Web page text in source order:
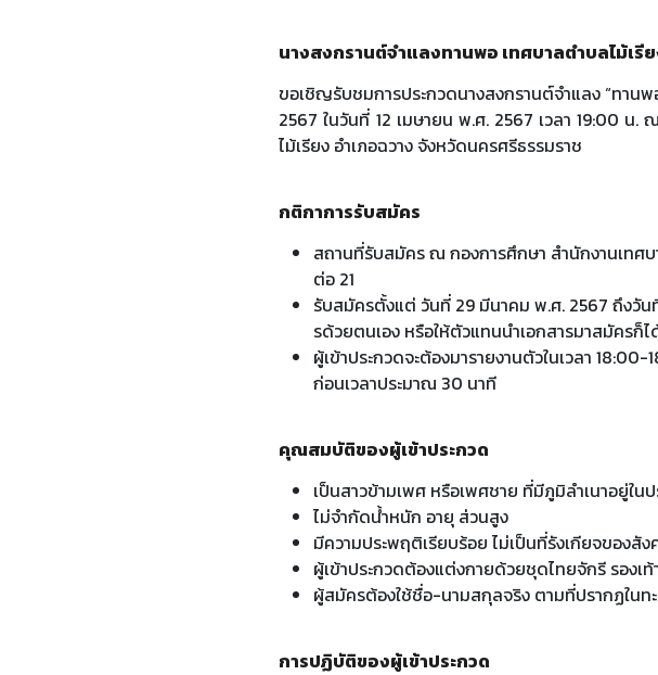
นางสงกรานต์จําแลงทานพอ เทศบาลตําบลไม้เรี
ขอเชิญรับชมการประกวดนางสงกรานต์จําแลง “ทาน
2567 ในวันที่ 12 เมษายน พ.ศ. 2567 เวลา 19:00 น.
ไม้เรียง อําเภอฉวาง จังหวัดนครศรีธรรมราช
กติกาการรับสมัคร
สถานที่รับสมัคร ณ กองการศึกษา สํานักงานเทศบ
ต่อ 21
รับสมัครตั้งแต่ วันที่ 29 มีนาคม พ.ศ. 2567 ถึงวัน
รด้วยตนเอง หรือให้ตัวแทนนําเอกสารมาสมัครก็ไ
ผู้เข้าประกวดจะต้องมารายงานตัวในเวลา
ก่อนเวลาประมาณ 30 นาที
คุณสมบัติของผู้เข้าประกวด
เป็นสาวข้ามเพศ หรือเพศชาย ที่มีภูมิลําเนาอยู่ในป
ไม่จํากัดน้ําหนัก อายุ ส่วนสูง
มีความประพฤติเรียบร้อย ไม่เป็นที่รังเกียจของสัง
ผู้เข้าประกวดต้องแต่งกายด้วยชุดไทยจักรี รอง
ผู้สมัครต้องใช้ชื่อ-นามสกุลจริง ตามที่ปรากฏในท
การปฏิบัติของผู้เข้าประกวด